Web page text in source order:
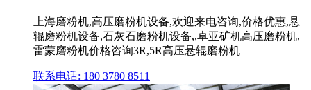
上海磨粉机,高压磨粉机设备,欢迎来电咨询,价格优惠,悬
辊磨粉机设备,石灰石磨粉机设备,,卓亚矿机高压磨粉机,
雷蒙磨粉机价格咨询3R,5R高压悬辊磨粉机
联系电话: 180 3780 8511